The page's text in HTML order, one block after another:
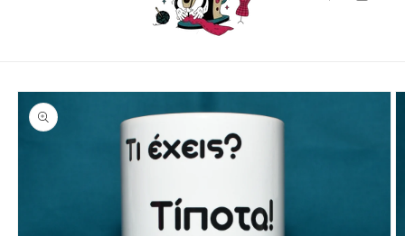
Skip to
product
information